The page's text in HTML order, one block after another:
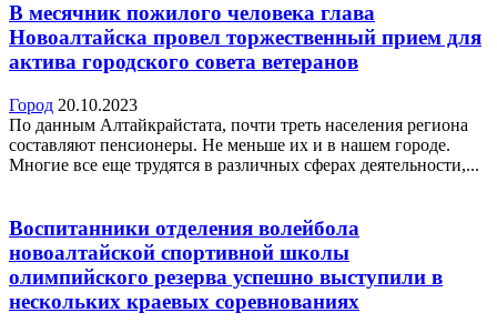
В месячник пожилого человека глава
Новоалтайска провел торжественный прием для
актива городского совета ветеранов
Город 20.10.2023
По данным Алтайкрайстата, почти треть населения региона
составляют пенсионеры. Не меньше их и в нашем городе.
Многие все еще трудятся в различных сферах деятельности,...
Воспитанники отделения волейбола
новоалтайской спортивной школы
олимпийского резерва успешно выступили в
нескольких краевых соревнованиях